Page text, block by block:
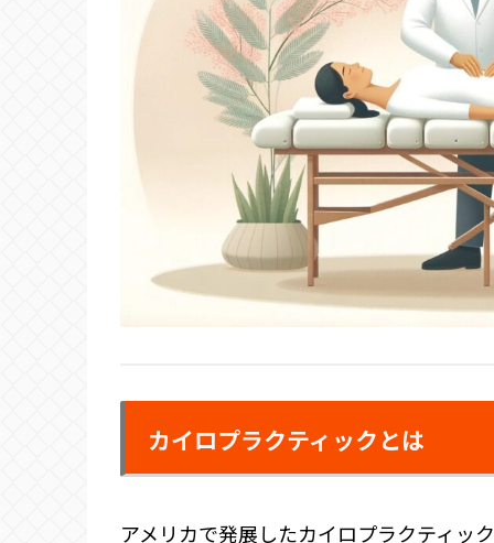
カイロプラクティックとは
アメリカで発展したカイロプラクティッ